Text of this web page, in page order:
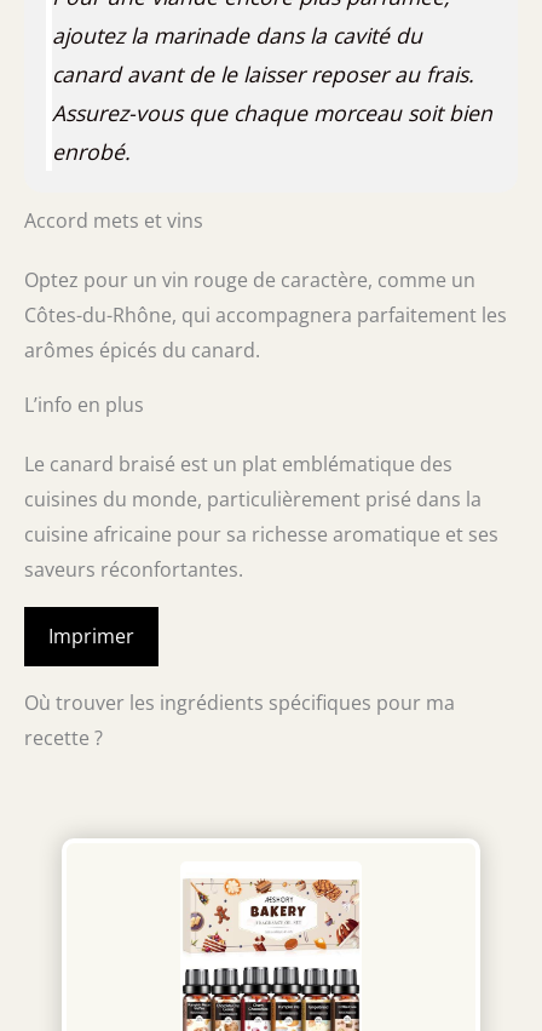
ajoutez la marinade dans la cavité du
canard avant de le laisser reposer au frais.
Assurez-vous que chaque morceau soit bien
enrobé.
Accord mets et vins
Optez pour un vin rouge de caractère, comme un
Côtes-du-Rhône, qui accompagnera parfaitement les
arômes épicés du canard.
L’info en plus
Le canard braisé est un plat emblématique des
cuisines du monde, particulièrement prisé dans la
cuisine africaine pour sa richesse aromatique et ses
saveurs réconfortantes.
Imprimer
Où trouver les ingrédients spécifiques pour ma
recette ?